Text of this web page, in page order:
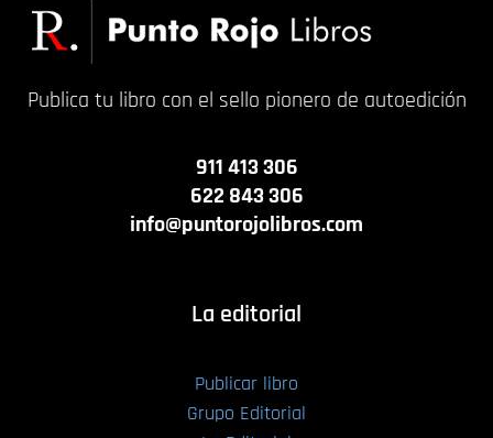
Publica tu libro con el sello pionero de autoedición
911 413 306
622 843 306
info@puntorojolibros.com
La editorial
Publicar libro
Grupo Editorial